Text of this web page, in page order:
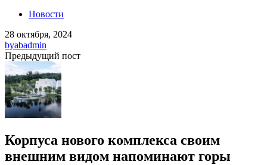
Новости
28 октября, 2024
byabadmin
Предыдущий пост
Корпуса нового комплекса своим
внешним видом напоминают горы